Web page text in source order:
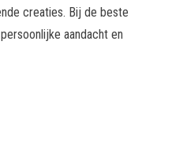
creaties. Bij de beste
aandacht en